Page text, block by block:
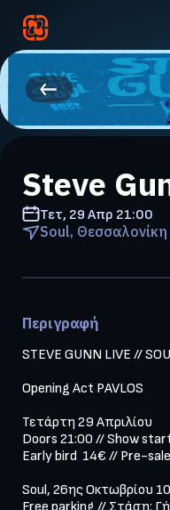
Steve
Τετ, 29 Απρ 21:00
Soul, Θεσσαλονίκη
Περιγραφή
STEVE GUNN LIVE //
Opening Act PAVLOS
Τετάρτη 29 Απριλίου
Doors 21:00 // Show
Early bird  14€ // Pre-
Soul, 26ης Οκτωβρίου